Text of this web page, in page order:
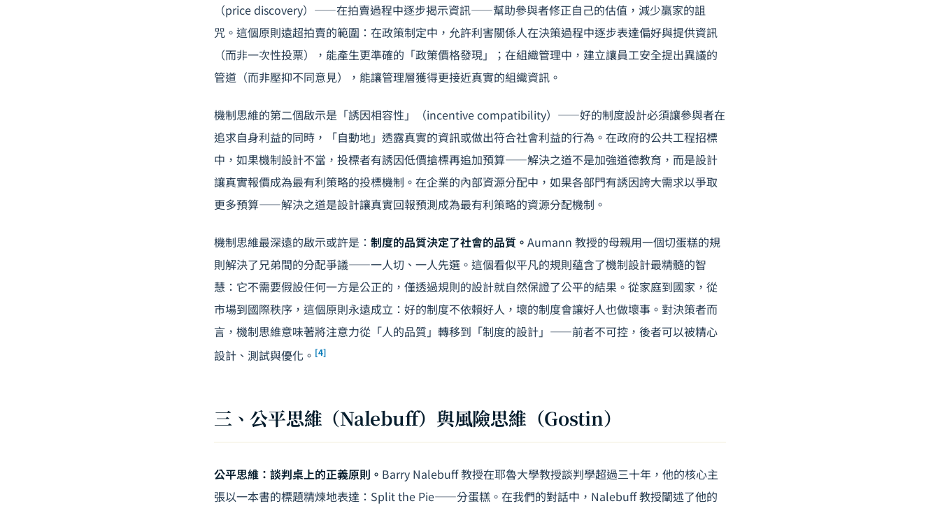
（price discovery）——在拍賣過程中逐步揭示資訊——幫助參與者修正自己的估值，減少贏家的詛
咒。這個原則遠超拍賣的範圍：在政策制定中，允許利害關係人在決策過程中逐步表達偏好與提供資訊
（而非一次性投票），能產生更準確的「政策價格發現」；在組織管理中，建立讓員工安全提出異議的
管道（而非壓抑不同意見），能讓管理層獲得更接近真實的組織資訊。
機制思維的第二個啟示是「誘因相容性」（incentive compatibility）——好的制度設計必須讓參與者在
追求自身利益的同時，「自動地」透露真實的資訊或做出符合社會利益的行為。在政府的公共工程招標
中，如果機制設計不當，投標者有誘因低價搶標再追加預算——解決之道不是加強道德教育，而是設計
讓真實報價成為最有利策略的投標機制。在企業的內部資源分配中，如果各部門有誘因誇大需求以爭取
更多預算——解決之道是設計讓真實回報預測成為最有利策略的資源分配機制。
機制思維最深遠的啟示或許是： 制度的品質決定了社會的品質。 Aumann 教授的母親用一個切蛋糕的規
則解決了兄弟間的分配爭議——一人切、一人先選。這個看似平凡的規則蘊含了機制設計最精髓的智
慧：它不需要假設任何一方是公正的，僅透過規則的設計就自然保證了公平的結果。從家庭到國家，從
市場到國際秩序，這個原則永遠成立：好的制度不依賴好人，壞的制度會讓好人也做壞事。對決策者而
言，機制思維意味著將注意力從「人的品質」轉移到「制度的設計」——前者不可控，後者可以被精心
設計、測試與優化。 [4]
三、公平思維（Nalebuff）與風險思維（Gostin）
公平思維：談判桌上的正義原則。 Barry Nalebuff 教授在耶魯大學教授談判學超過三十年，他的核心主
張以一本書的標題精煉地表達：Split the Pie——分蛋糕。在我們的對話中，Nalebuff 教授闡述了他的